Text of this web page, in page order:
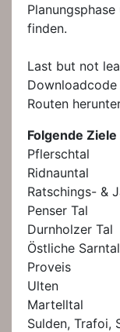
finden.
Last but not
Downloadcode
Routen
Folgende
Pflerschtal
Ridnauntal
Ratschings- &
Penser Tal
Durnholzer Tal
Östliche
Proveis
Ulten
Martelltal
Sulden, Trafoi,